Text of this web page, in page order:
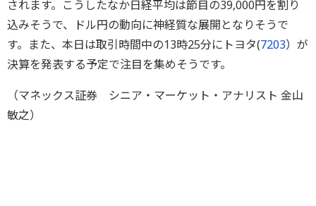
されます。こうしたなか日経平均は節目の39,000円を割り
込みそうで、ドル円の動向に神経質な展開となりそうで
す。また、本日は取引時間中の13時25分にトヨタ(7203）が
決算を発表する予定で注目を集めそうです。
（マネックス証券 シニア・マーケット・アナリスト 金山
敏之）